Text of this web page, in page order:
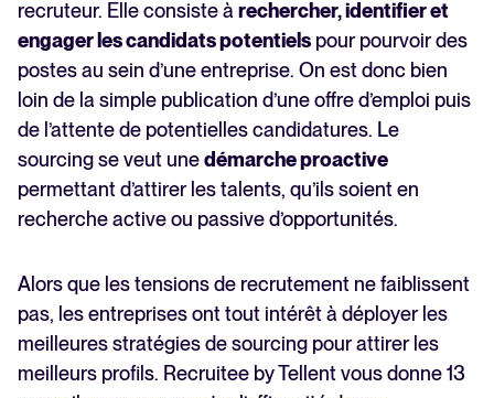
recruteur. Elle consiste à rechercher, identifier et
engager les candidats potentiels pour pourvoir des
postes au sein d’une entreprise. On est donc bien
loin de la simple publication d’une offre d’emploi puis
de l’attente de potentielles candidatures. Le
sourcing se veut unedémarche proactive
permettant d’attirer les talents, qu’ils soient en
recherche active ou passive d’opportunités.
Alors que les tensions de recrutement ne faiblissent
pas, les entreprises ont tout intérêt à déployer les
meilleures stratégies de sourcing pour attirer les
meilleurs profils. Recruitee by Tellent vous donne 13